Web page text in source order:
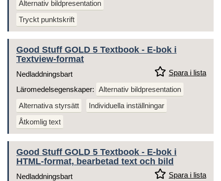
Alternativ bildpresentation
Tryckt punktskrift
Good Stuff GOLD 5 Textbook - E-bok i
Textview-format
Spara i lista
Nedladdningsbart
Läromedelsegenskaper: Alternativ bildpresentation
Alternativa styrsätt
Individuella inställningar
Åtkomlig text
Good Stuff GOLD 5 Textbook - E-bok i
HTML-format, bearbetad text och bild
Spara i lista
Nedladdningsbart